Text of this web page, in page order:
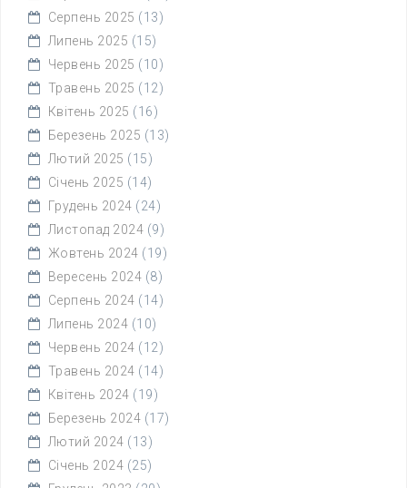
Серпень 2025 (13)
Липень 2025 (15)
Червень 2025 (10)
Травень 2025 (12)
Квітень 2025 (16)
Березень 2025 (13)
Лютий 2025 (15)
Січень 2025 (14)
Грудень 2024 (24)
Листопад 2024 (9)
Жовтень 2024 (19)
Вересень 2024 (8)
Серпень 2024 (14)
Липень 2024 (10)
Червень 2024 (12)
Травень 2024 (14)
Квітень 2024 (19)
Березень 2024 (17)
Лютий 2024 (13)
Січень 2024 (25)